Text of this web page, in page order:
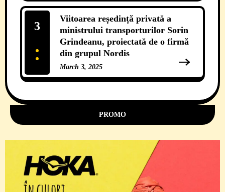
Viitoarea reședință privată a
ministrului transporturilor Sorin
Grindeanu, proiectată de o firmă
din grupul Nordis
March 3, 2025
11 Comments
3
PROMO